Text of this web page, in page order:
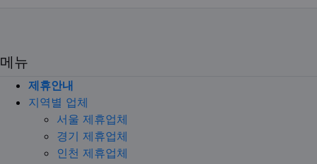
메뉴
제휴안내
지역별 업체
서울 제휴업체
경기 제휴업체
인천 제휴업체